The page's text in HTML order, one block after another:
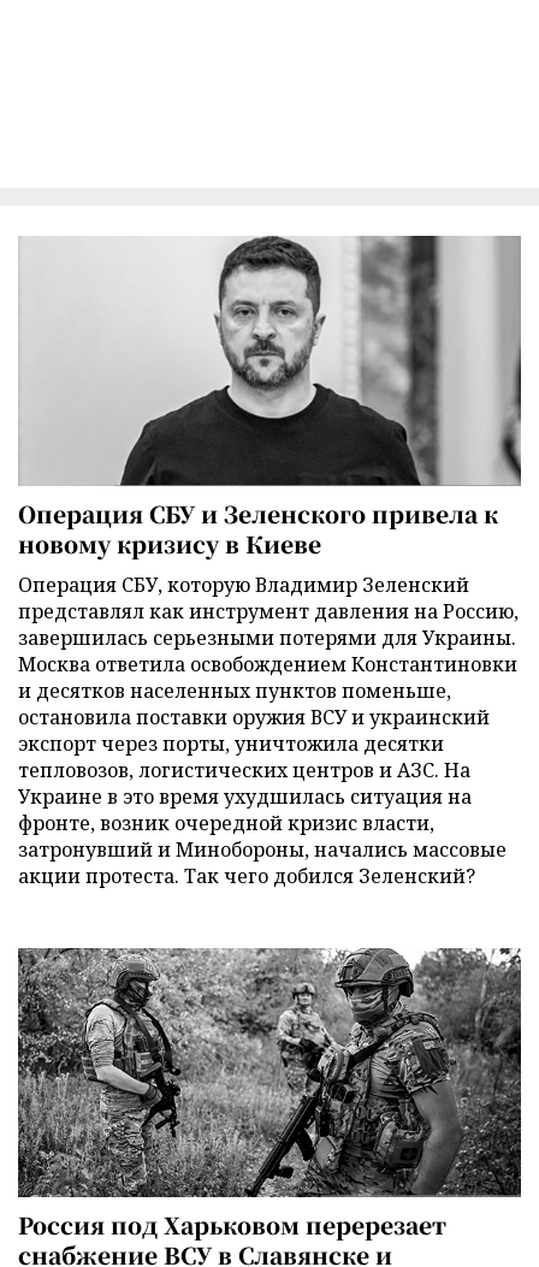
Операция СБУ и Зеленского привела к
новому кризису в Киеве
Операция СБУ, которую Владимир Зеленский
представлял как инструмент давления на Россию,
завершилась серьезными потерями для Украины.
Москва ответила освобождением Константиновки
и десятков населенных пунктов поменьше,
остановила поставки оружия ВСУ и украинский
экспорт через порты, уничтожила десятки
тепловозов, логистических центров и АЗС. На
Украине в это время ухудшилась ситуация на
фронте, возник очередной кризис власти,
затронувший и Минобороны, начались массовые
акции протеста. Так чего добился Зеленский?
Россия под Харьковом перерезает
снабжение ВСУ в Славянске и